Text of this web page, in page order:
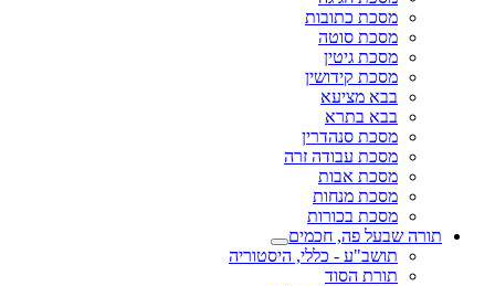
מסכת כתובות
מסכת סוטה
מסכת גיטין
מסכת קידושין
בבא מציעא
בבא בתרא
מסכת סנהדרין
מסכת עבודה זרה
מסכת אבות
מסכת מנחות
מסכת בכורות
תורה שבעל פה, חכמים
תושב"ע - כללי, היסטוריה
תורת הסוד